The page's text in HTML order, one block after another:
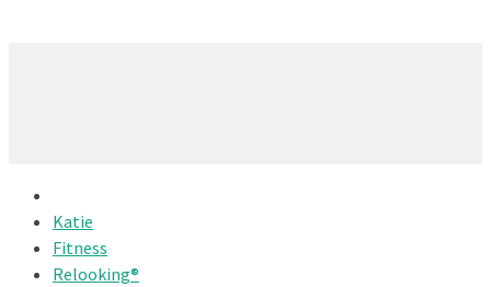
Katie
Fitness
Relooking®